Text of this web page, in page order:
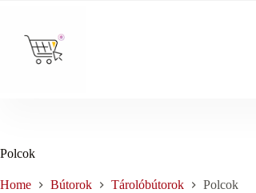
content
Polcok
Home Bútorok Tárolóbútorok Polcok